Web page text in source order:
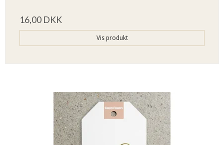
16,00 DKK
Vis produkt